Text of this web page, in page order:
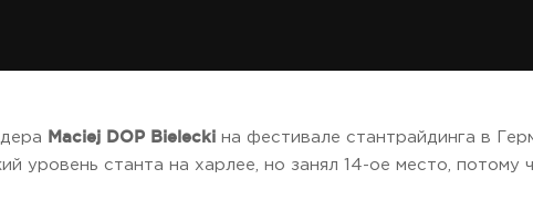
Maciej DOP Bielecki на фестивале стантрайдинга в
уровень станта на харлее, но занял 14-ое место, потому